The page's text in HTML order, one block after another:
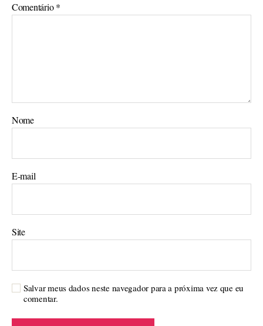
Comentário*
Nome
E-mail
Site
Salvar meus dados neste navegador para a próxima vez que eu
comentar.